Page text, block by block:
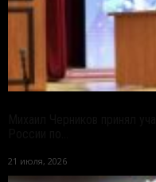
21 июля, 2026